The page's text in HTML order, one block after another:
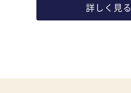
詳しく見る